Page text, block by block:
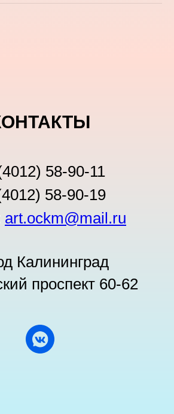
58-90-11
58-90-19
art.ockm@mail.ru
Калининград
проспект 60-62